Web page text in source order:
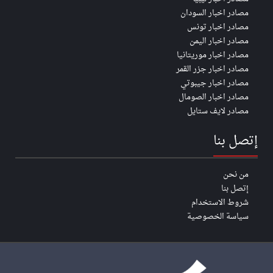
مصادر اخبار السودان
مصادر اخبار تونس
مصادر اخبار اليمن
مصادر اخبار موريتانيا
مصادر اخبار جزر القمر
مصادر اخبار جيبوتي
مصادر اخبار الصومال
مصادر لايف ستايل
إتصل بنا
من نحن
إتصل بنا
شروط الاستخدام
سياسة الخصوصية